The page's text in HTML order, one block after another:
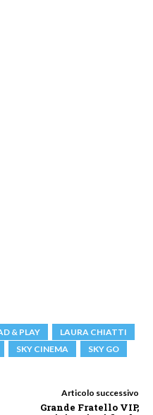
& PLAY
LAURA CHIATTI
SKY CINEMA SKY GO
Articolo successivo
Grande Fratello VIP,